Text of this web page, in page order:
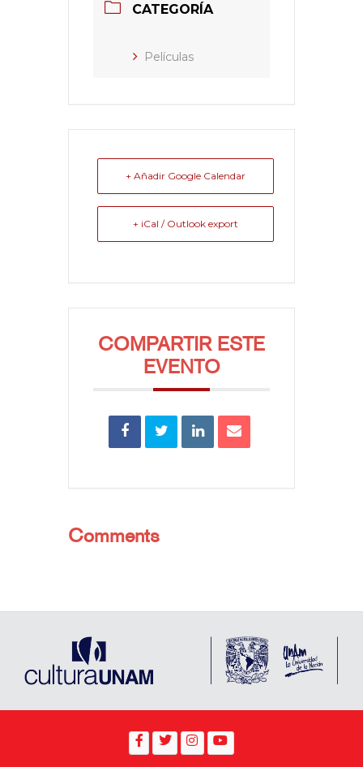
CATEGORÍA
Películas
+ Añadir Google Calendar
+ iCal / Outlook export
COMPARTIR ESTE
EVENTO
Comments